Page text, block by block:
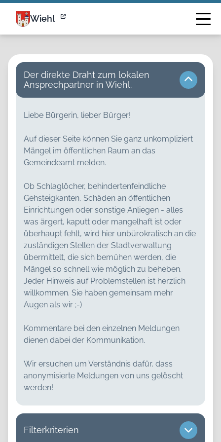
Wiehl
Der direkte Draht zum lokalen
Ansprechpartner in Wiehl.
Liebe Bürgerin, lieber Bürger!
Auf dieser Seite können Sie ganz unkompliziert
Mängel im öffentlichen Raum an das
Gemeindeamt melden.
Ob Schlaglöcher, behindertenfeindliche
Gehsteigkanten, Schäden an öffentlichen
Einrichtungen oder sonstige Anliegen - alles
was ärgert, kaputt oder mangelhaft ist oder
überhaupt fehlt, wird hier unbürokratisch an die
zuständigen Stellen der Stadtverwaltung
übermittelt, die sich bemühen werden, die
Mängel so schnell wie möglich zu beheben.
Jeder Hinweis auf Problemstellen ist herzlich
willkommen. Sie haben gemeinsam mehr
Augen als wir ;-)
Kommentare bei den einzelnen Meldungen
dienen dabei der Kommunikation.
Wir ersuchen um Verständnis dafür, dass
anonymisierte Meldungen von uns gelöscht
Filterkriterien
Wiehl - Nordrhein-Westfalen | Bürgermeldungen